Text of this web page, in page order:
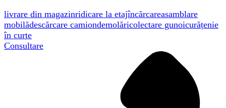
livrare din magazinridicare la etajîncărcareasamblare
mobilădescărcare camiondemolăricolectare gunoicurățenie
în curte
Consultare